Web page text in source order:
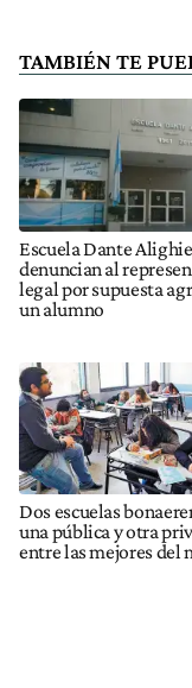
TAMBIÉN TE
Escuela Dante
denuncian al
legal por supuesta
un alumno
Dos escuelas
una pública y otra
entre las mejores del